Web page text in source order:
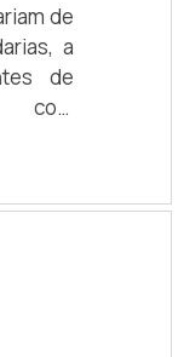
de
a
de
com
no